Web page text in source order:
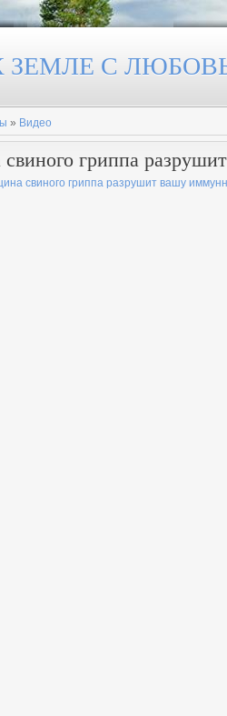
ЗЕМЛЕ С
» Видео
гриппа
свиного гриппа разрушит вашу